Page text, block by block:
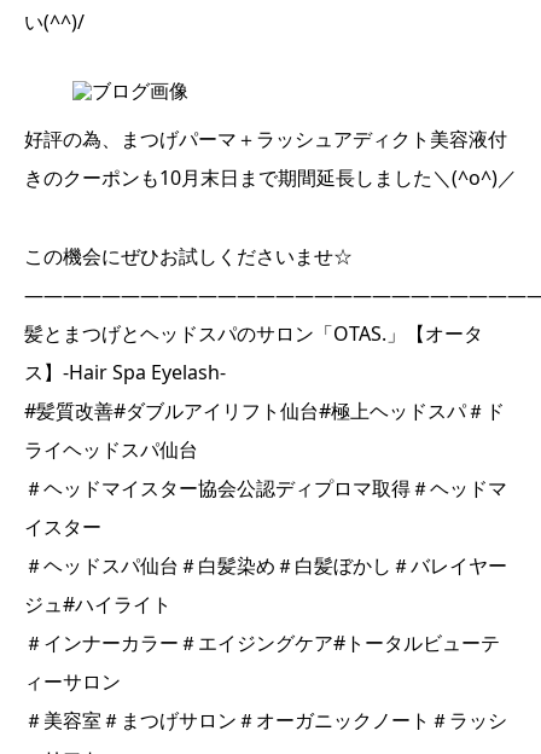
い(^^)/
好評の為、まつげパーマ＋ラッシュアディクト美容液付
きのクーポンも10月末日まで期間延長しました＼(^o^)／
この機会にぜひお試しくださいませ☆
髪とまつげとヘッドスパのサロン「OTAS.」【オータ
ス】-Hair Spa Eyelash-
#髪質改善#ダブルアイリフト仙台#極上ヘッドスパ＃ド
ライヘッドスパ仙台
＃ヘッドマイスター協会公認ディプロマ取得＃ヘッドマ
イスター
＃ヘッドスパ仙台＃白髪染め＃白髪ぼかし＃バレイヤー
ジュ#ハイライト
＃インナーカラー＃エイジングケア#トータルビューテ
ィーサロン
＃美容室＃まつげサロン＃オーガニックノート＃ラッシ